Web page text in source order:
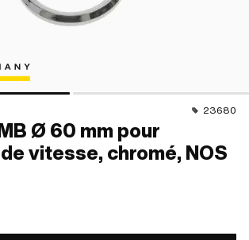
23680
Ø 60 mm pour
vitesse, chromé, NOS